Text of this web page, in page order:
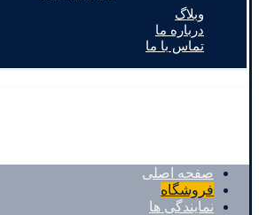
وبلاگ
درباره ما
تماس با ما
صفحه اصلی
فروشگاه
نمایندگی ها